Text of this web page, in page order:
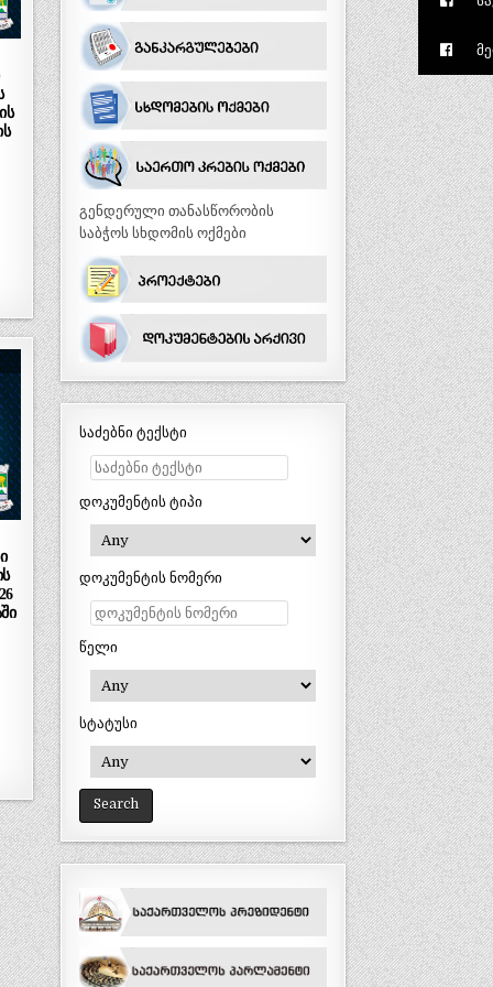
გენდერული თანასწორობის
საბჭოს სხდომის ოქმები
საძებნი ტექსტი
დოკუმენტის ტიპი
დოკუმენტის ნომერი
წელი
სტატუსი